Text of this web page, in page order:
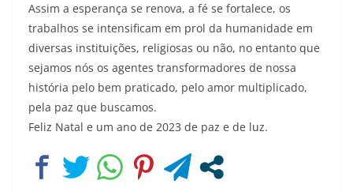
Assim a esperança se renova, a fé se fortalece, os
trabalhos se intensificam em prol da humanidade em
diversas instituições, religiosas ou não, no entanto que
sejamos nós os agentes transformadores de nossa
história pelo bem praticado, pelo amor multiplicado,
pela paz que buscamos.
Feliz Natal e um ano de 2023 de paz e de luz.